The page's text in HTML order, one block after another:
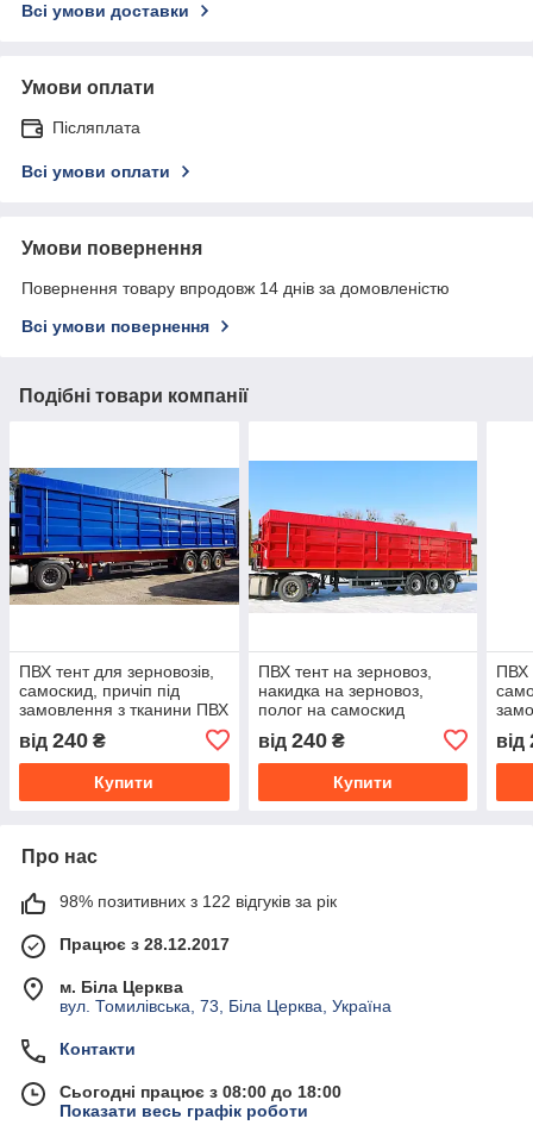
Всі умови доставки
Умови оплати
Післяплата
Всі умови оплати
Умови повернення
Повернення товару впродовж 14 днів за домовленістю
Всі умови повернення
Подібні товари компанії
ПВХ тент для зерновозів,
самоскид, причіп під
замовлення з тканини ПВХ
від 240 ₴
Купити
ПВХ тент на зерновоз,
накидка на зерновоз,
полог на самоскид
від 240₴
Купити
ПВХ
від
Про нас
98% позитивних з 122 відгуків за рік
Працює з 28.12.2017
м. Біла Церква
вул. Томилівська, 73, Біла Церква, Україна
Контакти
Сьогодні працює з 08:00 до 18:00
Показати весь графік роботи